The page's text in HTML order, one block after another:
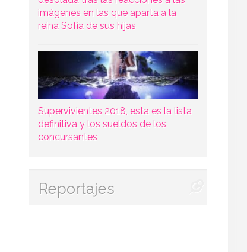
imágenes en las que aparta a la
reina Sofía de sus hijas
Supervivientes 2018, esta es la lista
definitiva y los sueldos de los
concursantes
Reportajes